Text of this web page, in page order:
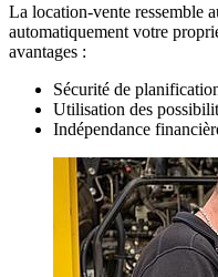
La location-vente ressemble
automatiquement votre
avantages :
Sécurité de
Utilisation des
Indépendance